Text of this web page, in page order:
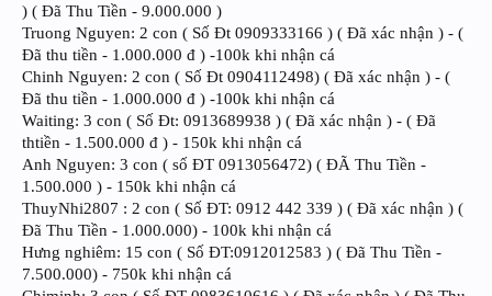
) ( Đã Thu Tiền - 9.000.000 )
Truong Nguyen: 2 con ( Số Đt 0909333166 ) ( Đã xác nhận ) - (
Đã thu tiền - 1.000.000 đ ) -100k khi nhận cá
Chinh Nguyen: 2 con ( Số Đt 0904112498) ( Đã xác nhận ) - (
Đã thu tiền - 1.000.000 đ ) -100k khi nhận cá
Waiting: 3 con ( Số Đt: 0913689938 ) ( Đã xác nhận ) - ( Đã
thtiền - 1.500.000 đ ) - 150k khi nhận cá
Anh Nguyen: 3 con ( số ĐT 0913056472) ( ĐÃ Thu Tiền -
1.500.000 ) - 150k khi nhận cá
ThuyNhi2807 : 2 con ( Số ĐT: 0912 442 339 ) ( Đã xác nhận ) (
Đã Thu Tiền - 1.000.000) - 100k khi nhận cá
Hưng nghiêm: 15 con ( Số ĐT:0912012583 ) ( Đã Thu Tiền -
7.500.000) - 750k khi nhận cá